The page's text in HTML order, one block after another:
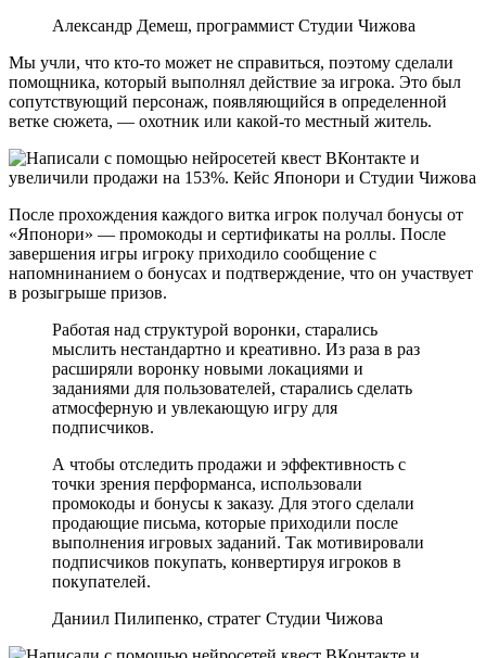
Александр Демеш, программист Студии Чижова
Мы учли, что кто-то может не справиться, поэтому сделали
помощника, который выполнял действие за игрока. Это был
сопутствующий персонаж, появляющийся в определенной
ветке сюжета, — охотник или какой-то местный житель.
После прохождения каждого витка игрок получал бонусы от
«Японори» — промокоды и сертификаты на роллы. После
завершения игры игроку приходило сообщение с
напомнинанием о бонусах и подтверждение, что он участвует
в розыгрыше призов.
Работая над структурой воронки, старались
мыслить нестандартно и креативно. Из раза в раз
расширяли воронку новыми локациями и
заданиями для пользователей, старались сделать
атмосферную и увлекающую игру для
подписчиков.
А чтобы отследить продажи и эффективность с
точки зрения перформанса, использовали
промокоды и бонусы к заказу. Для этого сделали
продающие письма, которые приходили после
выполнения игровых заданий. Так мотивировали
подписчиков покупать, конвертируя игроков в
покупателей.
Даниил Пилипенко, стратег Студии Чижова